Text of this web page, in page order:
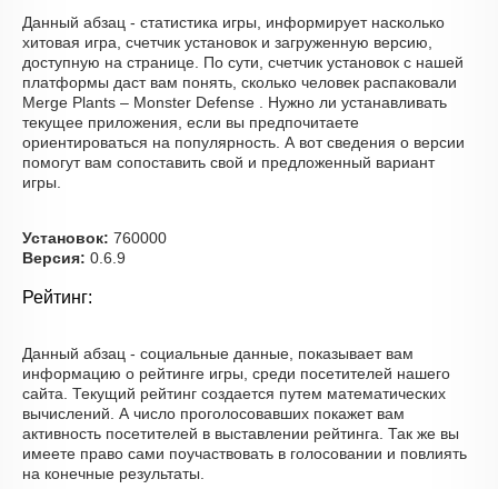
Данный абзац - статистика игры, информирует насколько
хитовая игра, счетчик установок и загруженную версию,
доступную на странице. По сути, счетчик установок с нашей
платформы даст вам понять, сколько человек распаковали
Merge Plants – Monster Defense . Нужно ли устанавливать
текущее приложения, если вы предпочитаете
ориентироваться на популярность. А вот сведения о версии
помогут вам сопоставить свой и предложенный вариант
игры.
Установок: 760000
Версия: 0.6.9
Рейтинг:
Данный абзац - социальные данные, показывает вам
информацию о рейтинге игры, среди посетителей нашего
сайта. Текущий рейтинг создается путем математических
вычислений. А число проголосовавших покажет вам
активность посетителей в выставлении рейтинга. Так же вы
имеете право сами поучаствовать в голосовании и повлиять
на конечные результаты.